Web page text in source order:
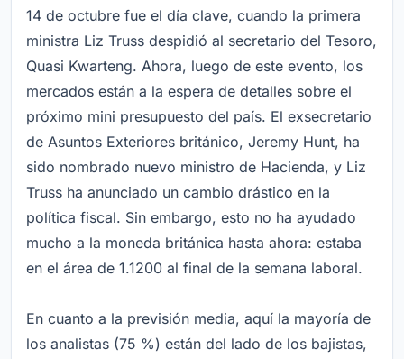
14 de octubre fue el día clave, cuando la primera
ministra Liz Truss despidió al secretario del Tesoro,
Quasi Kwarteng. Ahora, luego de este evento, los
mercados están a la espera de detalles sobre el
próximo mini presupuesto del país. El exsecretario
de Asuntos Exteriores británico, Jeremy Hunt, ha
sido nombrado nuevo ministro de Hacienda, y Liz
Truss ha anunciado un cambio drástico en la
política fiscal. Sin embargo, esto no ha ayudado
mucho a la moneda británica hasta ahora: estaba
en el área de 1.1200 al final de la semana laboral.
En cuanto a la previsión media, aquí la mayoría de
los analistas (75 %) están del lado de los bajistas,